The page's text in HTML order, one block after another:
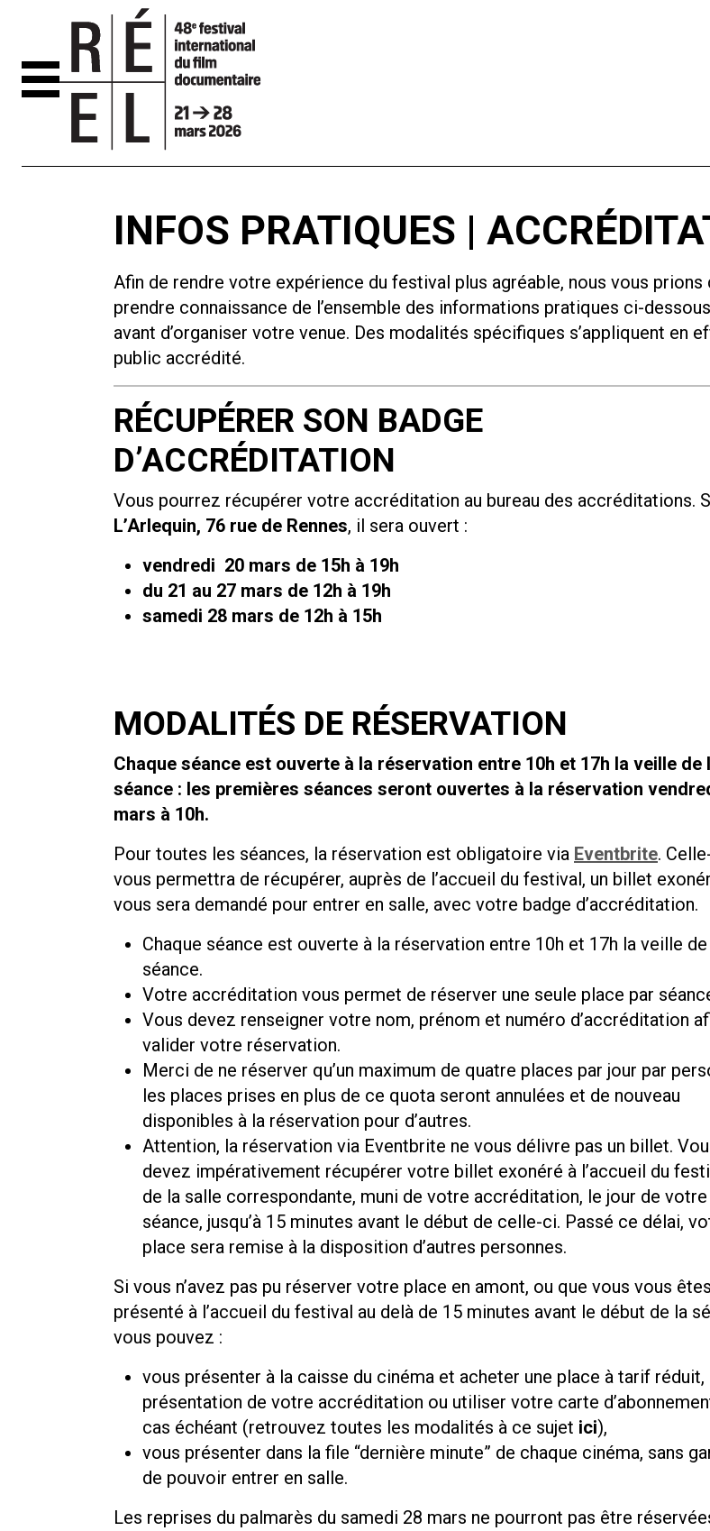
INFOS PRATIQUES |
Afin de rendre votre expérience du festival plus agréable, nous vous prions
prendre connaissance de l’ensemble des informations pratiques ci-dessous
avant d’organiser votre venue. Des modalités spécifiques s’appliquent en
public accrédité.
RÉCUPÉRER SON BADGE
D’ACCRÉDITATION
Vous pourrez récupérer votre accréditation au bureau des accréditations.
L’Arlequin, 76 rue de Rennes, il sera ouvert :
vendredi 20 mars de 15h à 19h
du 21 au 27 mars de 12h à 19h
samedi 28 mars de 12h à 15h
MODALITÉS DE RÉSERVATION
Chaque séance est ouverte à la réservation entre 10h et 17h la veille de
séance : les premières séances seront ouvertes à la réservation
mars à 10h.
Pour toutes les séances, la réservation est obligatoire via Eventbrite.
vous permettra de récupérer, auprès de l’accueil du festival, un billet
vous sera demandé pour entrer en salle, avec votre badge d’accréditation.
Chaque séance est ouverte à la réservation entre 10h et 17h la veille
séance.
Votre accréditation vous permet de réserver une seule place par
Vous devez renseigner votre nom, prénom et numéro d’accréditation
valider votre réservation.
Merci de ne réserver qu’un maximum de quatre places par jour par
les places prises en plus de ce quota seront annulées et de nouveau
disponibles à la réservation pour d’autres.
Attention, la réservation via Eventbrite ne vous délivre pas un billet.
devez impérativement récupérer votre billet exonéré à l’accueil du
de la salle correspondante, muni de votre accréditation, le jour de votre
séance, jusqu’à 15 minutes avant le début de celle-ci. Passé ce délai,
place sera remise à la disposition d’autres personnes.
Si vous n’avez pas pu réserver votre place en amont, ou que vous vous êtes
présenté à l’accueil du festival au delà de 15 minutes avant le début de la
vous pouvez :
vous présenter à la caisse du cinéma et acheter une place à tarif réduit,
présentation de votre accréditation ou utiliser votre carte
cas échéant (retrouvez toutes les modalités à ce sujet ici),
vous présenter dans la file “dernière minute” de chaque cinéma, sans
de pouvoir entrer en salle.
Les reprises du palmarès du samedi 28 mars ne pourront pas être